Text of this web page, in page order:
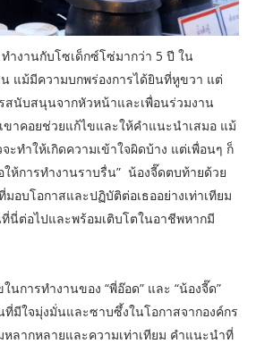
ำงานกับโซเด็กซ์โซ่มากว่า 5 ปี ใน
แม้มีความบกพร่องการได้ยินที่หูขวา แต่
สนับสนุนจากหัวหน้าและเพื่อนร่วมงาน
ขาคอยช่วยแก้ไขและให้คำแนะนำเสมอ แม้
ะทำให้เกิดความเข้าใจผิดบ้าง แต่เพื่อนๆ ก็
ให้การทำงานราบรื่น” น้องจี๊ดตบท้ายด้วย
อบโอกาสและปฏิบัติต่อเธออย่างเท่าเทียม
นี่ต่อไปและพร้อมเติบโตในอาชีพหากมี
การทำงานของ “พี่อ๊อด” และ “น้องจี๊ด”
ที่มีใจมุ่งมั่นและซาบซึ้งในโอกาสจากองค์กร
ลากหลายและความเท่าเทียม คำแนะนำที่